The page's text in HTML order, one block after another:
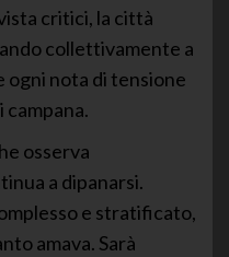
critici, la città
collettivamente a
ogni nota di tensione
osserva
a dipanarsi.
e stratificato,
amava. Sarà